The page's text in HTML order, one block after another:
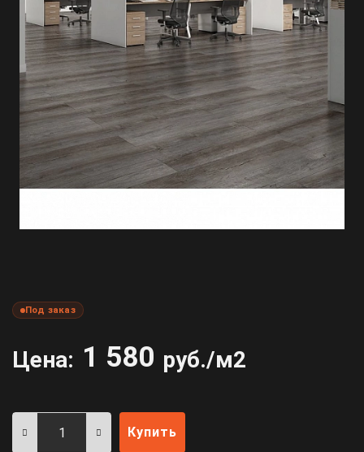
Под заказ
Цена: 1 580 руб./м2
Купить